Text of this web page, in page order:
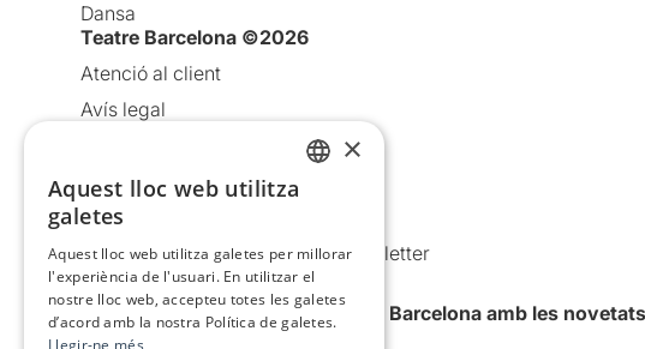
Dansa
Teatre Barcelona ©2026
Atenció al client
Avís legal
Política de cookies
Condicions d’ús
Comunicacions comercials i Newsletter
Anuncia’t
Vull rebre la newsletter de Teatre Barcelona amb les
×
Aquest lloc web utilitza
galetes
Aquest lloc web utilitza galetes per millorar
l'experiència de l'usuari. En utilitzar el
nostre lloc web, accepteu totes les galetes
d’acord amb la nostra Política de galetes.
Llegir-ne més